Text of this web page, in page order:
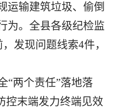
运输建筑垃圾、偷倒
为。全县各级纪检监
发现问题线索4件，
“两个责任”落地落
控末端发力终端见效